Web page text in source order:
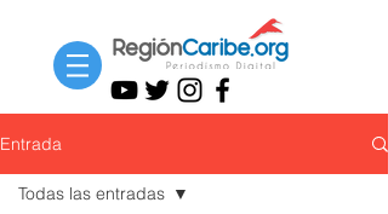
Entrada
Todas las entradas